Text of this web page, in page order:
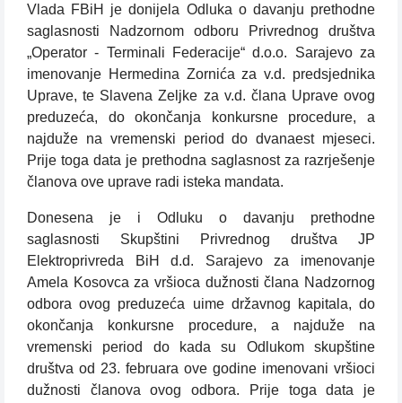
Vlada FBiH je donijela Odluka o davanju prethodne
saglasnosti Nadzornom odboru Privrednog društva
„Operator - Terminali Federacije“ d.o.o. Sarajevo za
imenovanje Hermedina Zornića za v.d. predsjednika
Uprave, te Slavena Zeljke za v.d. člana Uprave ovog
preduzeća, do okončanja konkursne procedure, a
najduže na vremenski period do dvanaest mjeseci.
Prije toga data je prethodna saglasnost za razrješenje
članova ove uprave radi isteka mandata.
Donesena je i Odluku o davanju prethodne
saglasnosti Skupštini Privrednog društva JP
Elektroprivreda BiH d.d. Sarajevo za imenovanje
Amela Kosovca za vršioca dužnosti člana Nadzornog
odbora ovog preduzeća uime državnog kapitala, do
okončanja konkursne procedure, a najduže na
vremenski period do kada su Odlukom skupštine
društva od 23. februara ove godine imenovani vršioci
dužnosti članova ovog odbora. Prije toga data je